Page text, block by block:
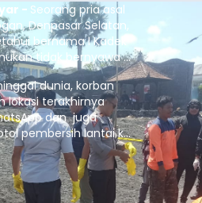
- Seorang pria asal
Denpasar Selatan,
bernama I Kadek
tidak bernyawa di
dunia, korban
lokasi terakhirnya
dan juga
pembersih lantai ke